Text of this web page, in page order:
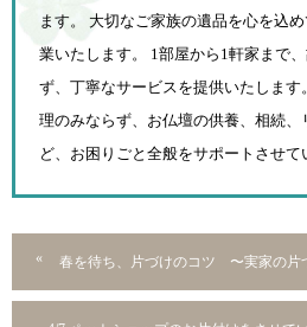
ます。 大切なご家族の遺品を心を込め
業いたします。 1部屋から1軒家まで
ず、 丁寧なサービスを提供いたしま
理のみならず、お仏壇の供養、相続、
ど、お困りごと全般をサポートさせて
春を待ち、片づけのコツ 〜実家の片